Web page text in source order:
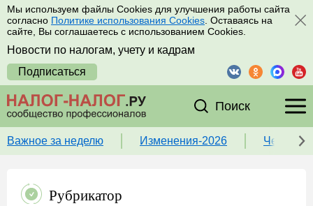
Мы используем файлы Cookies для улучшения работы сайта
согласно Политике использования Cookies . Оставаясь на
сайте, Вы соглашаетесь с использованием Cookies.
Новости по налогам, учету и кадрам
Подписаться
Поиск
Важное за неделю Изменения-2026 Чек-
Рубрикатор